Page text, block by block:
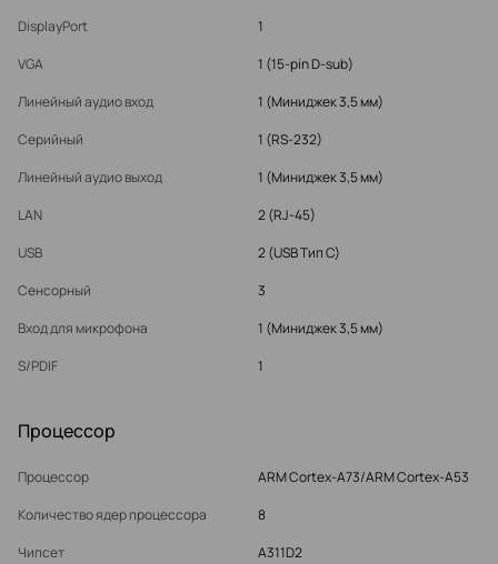
DisplayPort
1
VGA
1 (15-pin D-sub)
Линейный аудио вход
1 (Миниджек 3,5 мм)
Серийный
1 (RS-232)
Линейный аудио выход
1 (Миниджек 3,5 мм)
LAN
2 (RJ-45)
USB
2 (USB Тип C)
Сенсорный
3
Вход для микрофона
1 (Миниджек 3,5 мм)
S/PDIF
1
Процессор
Процессор
ARM Cortex-A73/ARM Cortex-A53
Количество ядер процессора
8
Чипсет
A311D2